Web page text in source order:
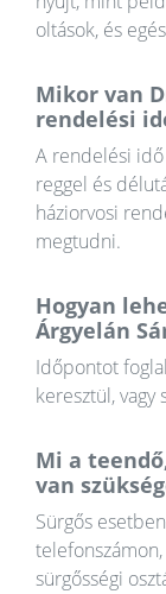
oltások, és
Mikor van
rendelési
A rendelési
reggel és
háziorvosi
megtudni.
Hogyan
Árgyelán
Időpontot
keresztül,
Mi a
van
Sürgős
sürgősségi